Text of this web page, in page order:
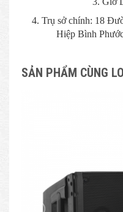
4. Trụ sở chính: 18
Hiệp Bình
SẢN PHẨM CÙNG